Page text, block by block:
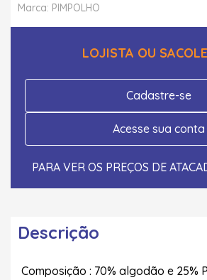
Marca: PIMPOLHO
LOJISTA OU
Cadastre-se
Acesse sua conta
PARA VER OS PREÇOS DE
Descrição
Composição : 70% algodão e 25%